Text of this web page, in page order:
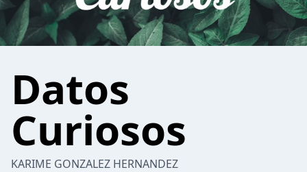
Datos
Curiosos
KARIME GONZALEZ HERNANDEZ